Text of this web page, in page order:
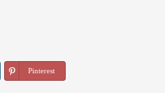
Pinterest